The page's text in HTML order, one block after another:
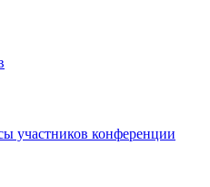
участников конференции